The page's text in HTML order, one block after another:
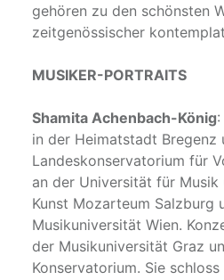
gehören zu den schönsten
zeitgenössischer
MUSIKER-PORTRAITS
Shamita Achenbach-König
in der Heimatstadt Bregenz
Landeskonservatorium für
an der Universität für Musik
Kunst Mozarteum Salzburg
Musikuniversität Wien.
der Musikuniversität Graz
Konservatorium. Sie